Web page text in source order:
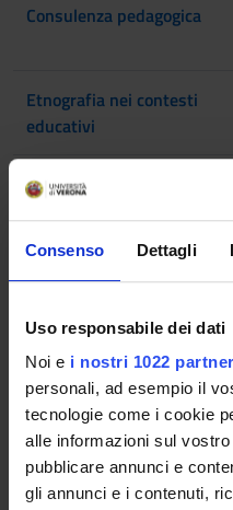
Consenso Dettagli
Uso responsabile dei dati
Noi e i nostri 1022 partner
personali, ad esempio il
tecnologie come i cookie
alle informazioni sul
pubblicare annunci e
gli annunci e i contenuti,
Consulenza pedagogica
Etnografia nei contesti
educativi
Teorie e tecniche di
contesti educativi
Lingua straniera liv. B2
2° Anno Sarà
INSEGNAMENTI